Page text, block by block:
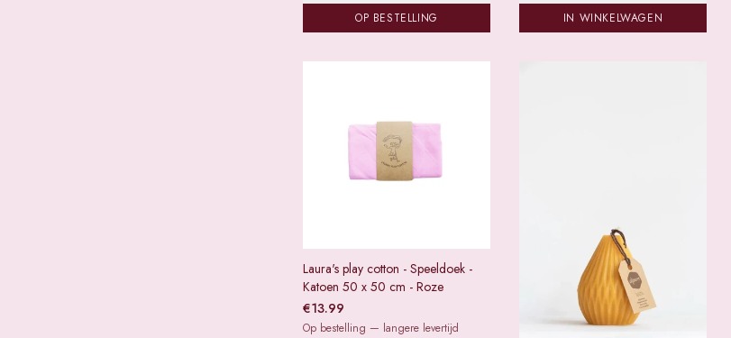
OP BESTELLING IN WINKELWAGEN
Laura's play cotton - Speeldoek -
Katoen 50 x 50 cm - Roze
€13.99
Op bestelling — langere levertijd